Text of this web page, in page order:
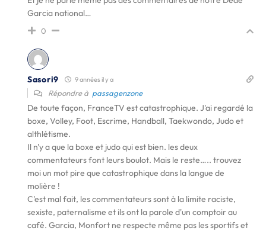
Garcia national…
0
Sasori9 9 années il y a
Répondre à passagenzone
De toute façon, FranceTV est catastrophique. J'ai regardé la
boxe, Volley, Foot, Escrime, Handball, Taekwondo, Judo et
althlétisme.
Il n'y a que la boxe et judo qui est bien. les deux
commentateurs font leurs boulot. Mais le reste….. trouvez
moi un mot pire que catastrophique dans la langue de
molière !
C'est mal fait, les commentateurs sont à la limite raciste,
sexiste, paternalisme et ils ont la parole d'un comptoir au
café. Garcia, Monfort ne respecte même pas les sportifs et